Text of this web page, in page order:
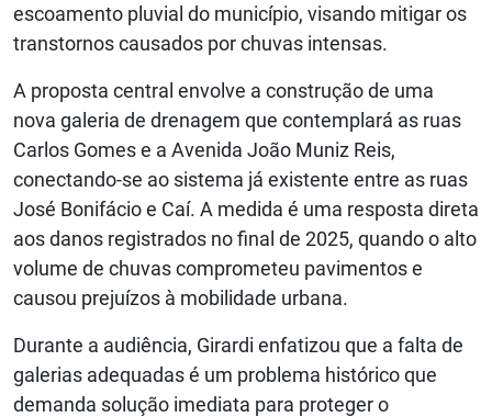
escoamento pluvial do município, visando mitigar os
transtornos causados por chuvas intensas.
A proposta central envolve a construção de uma
nova galeria de drenagem que contemplará as ruas
Carlos Gomes e a Avenida João Muniz Reis,
conectando-se ao sistema já existente entre as ruas
José Bonifácio e Caí. A medida é uma resposta direta
aos danos registrados no final de 2025, quando o alto
volume de chuvas comprometeu pavimentos e
causou prejuízos à mobilidade urbana.
Durante a audiência, Girardi enfatizou que a falta de
galerias adequadas é um problema histórico que
demanda solução imediata para proteger o